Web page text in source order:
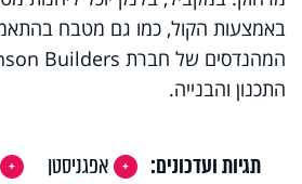
באמצעות הקול, כמו גם מטבח
התכנון והבנייה.
תגיות ועדכונים: אפגניסטן